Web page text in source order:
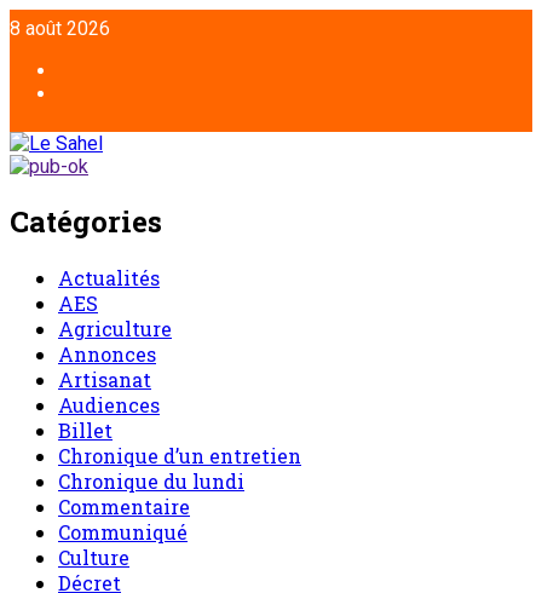
Aller
au
contenu
8 août 2026
Catégories
Actualités
AES
Agriculture
Annonces
Artisanat
Audiences
Billet
Chronique d’un entretien
Chronique du lundi
Commentaire
Communiqué
Culture
Décret